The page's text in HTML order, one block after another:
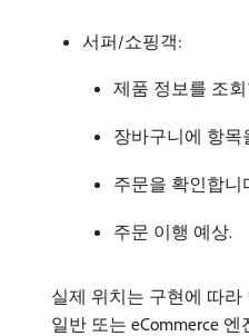
서퍼/쇼핑객:
제품 정보를 조
장바구니에 항목
주문을 확인합니
주문 이행 예상.
실제 위치는 구현에 따
일반 또는 eCommerce 엔